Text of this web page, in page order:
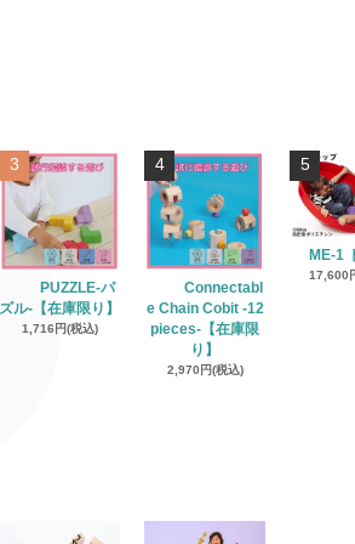
3
PUZZLE‐パ
ズル‐【在庫限り】
1,716円(税込)
4
Connectabl
e Chain Cobit -12
pieces-【在庫限
り】
2,970円(税込)
5
ME-1
17,600